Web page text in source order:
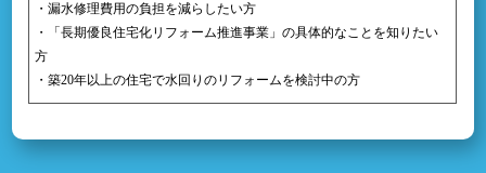
・漏水修理費用の負担を減らしたい方
・「長期優良住宅化リフォーム推進事業」の具体的なことを知りたい
方
・築20年以上の住宅で水回りのリフォームを検討中の方